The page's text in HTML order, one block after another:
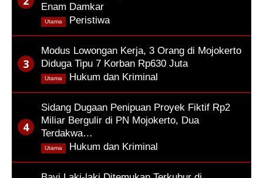
Enam Damkar
Peristiwa
Utama
Modus Lowongan Kerja, 3 Orang di Mojokerto
Diduga Tipu 7 Korban Rp630 Juta
Hukum dan Kriminal
Utama
Sidang Dugaan Penipuan Proyek Fiktif Rp2
Miliar Bergulir di PN Mojokerto, Dua
Terdakwa…
Hukum dan Kriminal
Utama